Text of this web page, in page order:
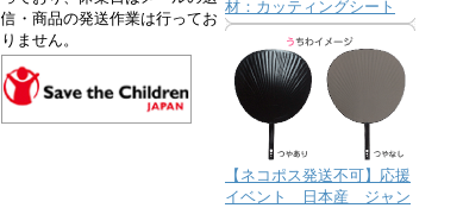
信・商品の発送作業は行ってお
りません。
材：カッティングシート
【ネコポス発送不可】応援
イベント 日本産 ジャン